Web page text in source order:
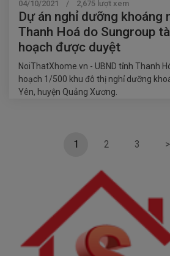
04/10/2021 / 2,675 lượt xem
Dự án nghỉ dưỡng khoáng
Thanh Hoá do Sungroup
hoạch được duyệt
NoiThatXhome.vn - UBND tỉnh Thanh
hoạch 1/500 khu đô thị nghỉ dưỡng
Yên, huyện Quảng Xương.
1 2 3 >